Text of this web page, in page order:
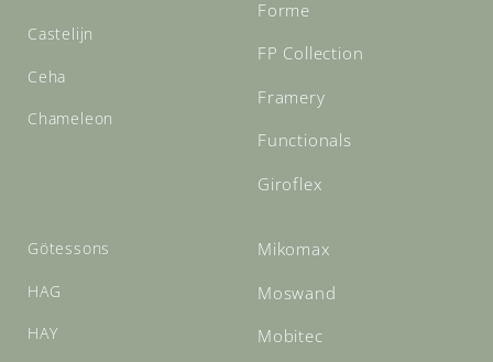
Castelijn
Ceha
Chameleon
Forme
FP Collection
Framery
Functionals
Giroflex
Götessons
HAG
HAY
Mikomax
Moswand
Mobitec